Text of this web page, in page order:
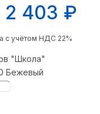
2 403 ₽
с учётом НДС 22%
"Школа"
Бежевый